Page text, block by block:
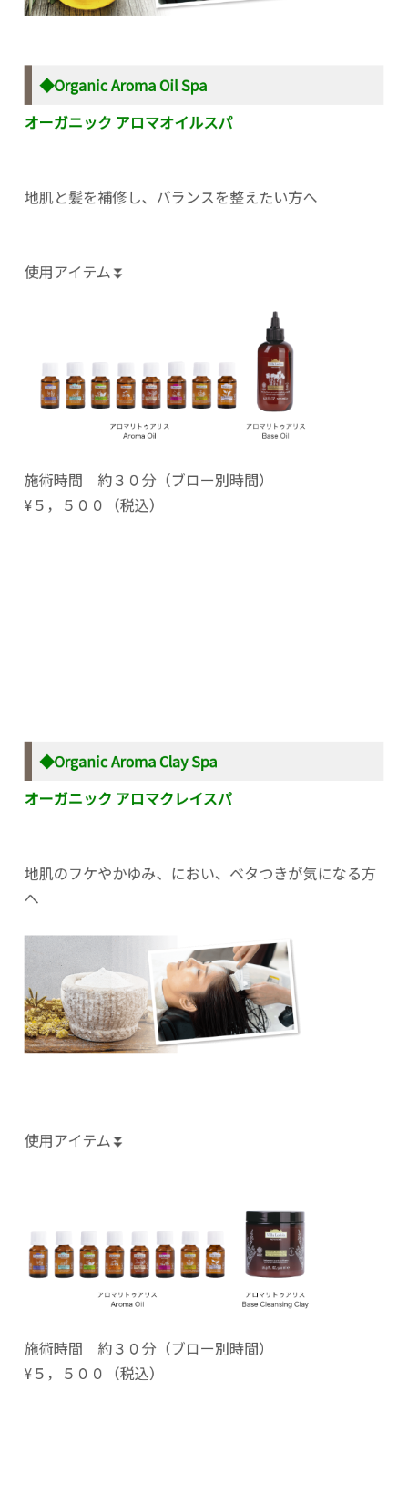
◆Organic Aroma Oil Spa
オーガニック アロマオイルスパ
地肌と髪を補修し、バランスを整えたい方へ
使用アイテム⏬
施術時間 約３０分（ブロー別時間）
¥５，５００（税込）
◆Organic Aroma Clay Spa
オーガニック アロマクレイスパ
地肌のフケやかゆみ、におい、ベタつきが気になる方
へ
使用アイテム⏬
施術時間 約３０分（ブロー別時間）
¥５，５００（税込）